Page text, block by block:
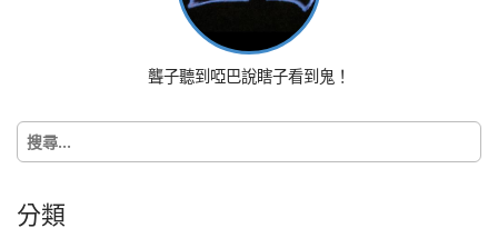
聾子聽到啞巴說瞎子看到鬼！
搜
尋
字:
分類